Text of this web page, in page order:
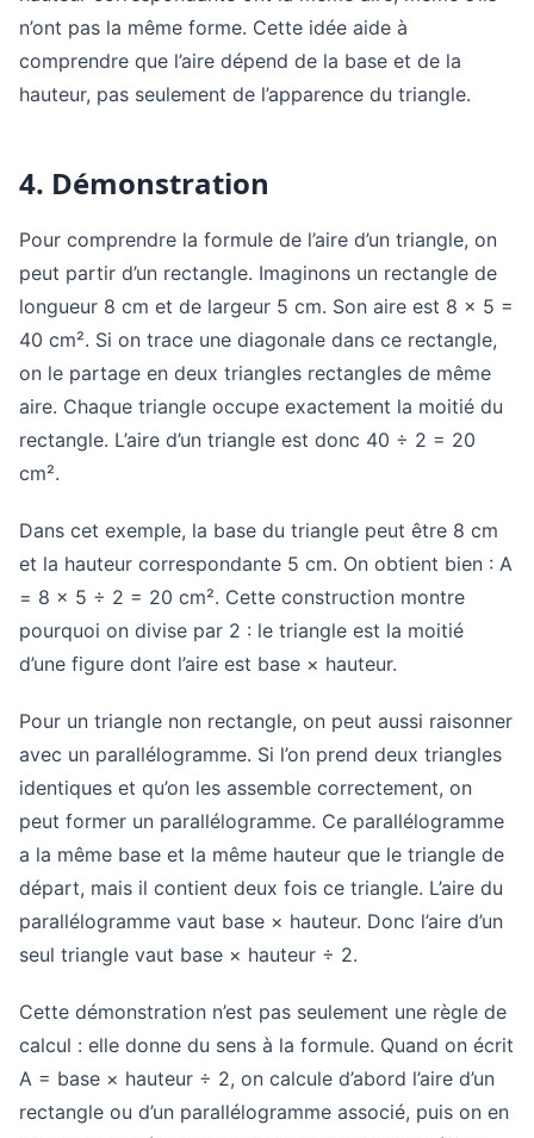
n’ont pas la même forme. Cette idée aide à
comprendre que l’aire dépend de la base et de la
hauteur, pas seulement de l’apparence du triangle.
4. Démonstration
Pour comprendre la formule de l’aire d’un triangle, on
peut partir d’un rectangle. Imaginons un rectangle de
longueur 8 cm et de largeur 5 cm. Son aire est 8 × 5 =
40 cm². Si on trace une diagonale dans ce rectangle,
on le partage en deux triangles rectangles de même
aire. Chaque triangle occupe exactement la moitié du
rectangle. L’aire d’un triangle est donc 40 ÷ 2 = 20
cm².
Dans cet exemple, la base du triangle peut être 8 cm
et la hauteur correspondante 5 cm. On obtient bien : A
= 8 × 5 ÷ 2 = 20 cm². Cette construction montre
pourquoi on divise par 2 : le triangle est la moitié
d’une figure dont l’aire est base × hauteur.
Pour un triangle non rectangle, on peut aussi raisonner
avec un parallélogramme. Si l’on prend deux triangles
identiques et qu’on les assemble correctement, on
peut former un parallélogramme. Ce parallélogramme
a la même base et la même hauteur que le triangle de
départ, mais il contient deux fois ce triangle. L’aire du
parallélogramme vaut base × hauteur. Donc l’aire d’un
seul triangle vaut base × hauteur ÷ 2.
Cette démonstration n’est pas seulement une règle de
calcul : elle donne du sens à la formule. Quand on écrit
A = base × hauteur ÷ 2, on calcule d’abord l’aire d’un
rectangle ou d’un parallélogramme associé, puis on en